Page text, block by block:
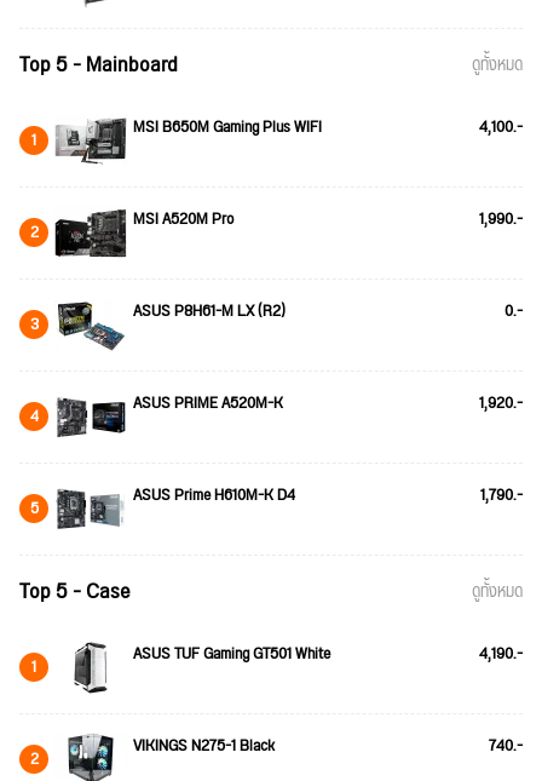
Top 5 - Mainboard ดูทั้งหมด
1 MSI B650M Gaming Plus WIFI 4,100.-
2 MSI A520M Pro 1,990.-
3 ASUS P8H61-M LX (R2) 0.-
4 ASUS PRIME A520M-K 1,920.-
5 ASUS Prime H610M-K D4 1,790.-
Top 5 - Case ดูทั้งหมด
1 ASUS TUF Gaming GT501 White 4,190.-
2 VIKINGS N275-1 Black 740.-